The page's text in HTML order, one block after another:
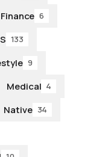
Finance 6
133
9
Medical 4
Native 34